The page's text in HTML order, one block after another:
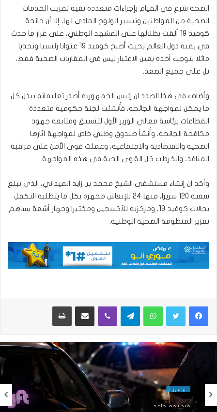
الصحة شرع في القيام بإجراءات متعددة بغية تقريب الخدمات
الصحية من المواطنين وتيسير الولوج المادي لها، إلا أن جائحة
كوفيد 19 ألقت بظلالها على المشهد الوطني، على غرار ما حدث
في بقية دول العالم بحيث أصبح كوفيد 19 عنوانا رئيسيا وتحديا
ماثلا يتوجب أخذه بعين الاعتبار ليس في المقاربات الصحية فقط،
بل على جميع الصعد.
وأضاف في هذا الصدد ان رئيس الجمهورية أصدر تعليماته ببذل كل
ما يمكن لمواجهة الجائحة، فأُنشئت لجنة حكومية متعددة
القطاعات برئاسة معالي الوزير الأول لتنسيق ومتابعة جهود
مكافحة الجائحة، وأُنشأ صندوق وطني خاص لمواجهة آثارها
الصحية والاقتصادية والاجتماعية، وعملت قوى الأمن على مراقبة
المنافذ، وانخرطت كل القوى الحية في هذه المواجهة.
وأكد ان إنشاء مستشفى الشيخ محمد بن زايد الميداني، الذي تبلغ
سعته 120 سريرا، منها 24 للإنعاش مجهزة بكل ما يتطلبه التكفل
بحالات كوفيد 19، ومركزية للأكسجين ومختبرا وجهاز أشعة يساهم
تعزيز المنظومة الصحية الوطنية.
واتساب تيلقرام ڤايبر مشاركة عبر البريد طباعة
الأخبار
الأخبار
منذ يوم واحد